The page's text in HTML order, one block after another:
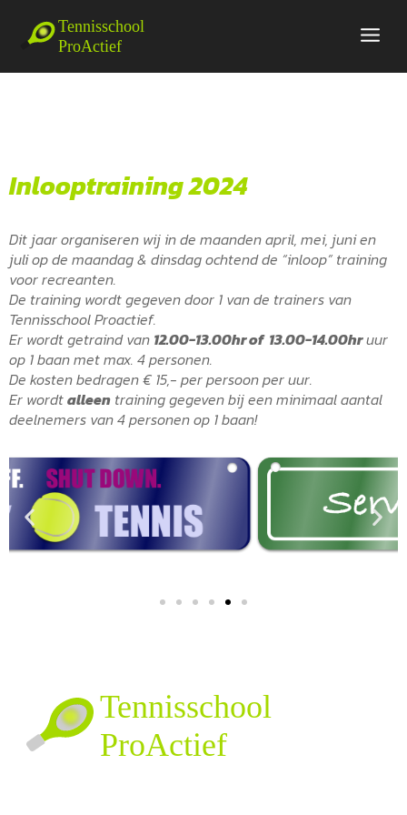
Inlooptraining 2024
Dit jaar organiseren wij in de maanden april, mei, juni en
juli op de maandag & dinsdag ochtend de “inloop” training
voor recreanten.
De training wordt gegeven door 1 van de trainers van
Tennisschool Proactief.
Er wordt getraind van 12.00-13.00hr of 13.00-14.00hruur
op 1 baan metmax. 4 personen.
De kosten bedragen € 15,- per persoon per uur.
Er wordtalleen training gegeven bij eenminimaal aantal
deelnemers van 4 personen op 1 baan!